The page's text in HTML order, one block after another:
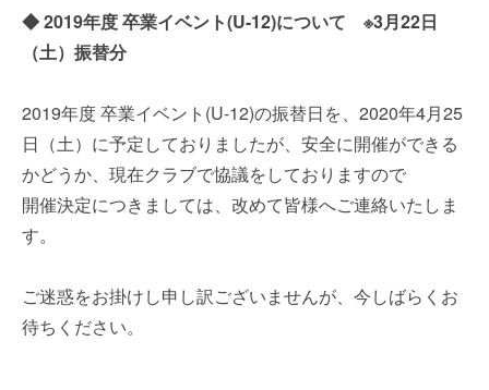
◆ 2019年度 卒業イベント(U-12)について ※3月22日
（土）振替分
2019年度 卒業イベント(U-12)の振替日を、2020年4月25
日（土）に予定しておりましたが、安全に開催ができる
かどうか、現在クラブで協議をしておりますので
開催決定につきましては、改めて皆様へご連絡いたしま
す。
ご迷惑をお掛けし申し訳ございませんが、今しばらくお
待ちください。